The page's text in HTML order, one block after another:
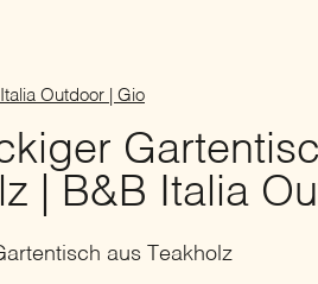
Outdoor | Gio
| B&B Italia
aus Teakholz